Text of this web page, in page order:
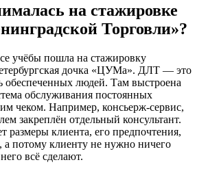
на стажировке
Торговли»?
учёбы пошла на стажировку
дочка «ЦУМа». ДЛТ — это
обеспеченных людей. Там выстроена
обслуживания постоянных
чеком. Например, консьерж-сервис,
закреплён отдельный консультант.
размеры клиента, его предпочтения,
потому клиенту не нужно ничего
всё сделают.